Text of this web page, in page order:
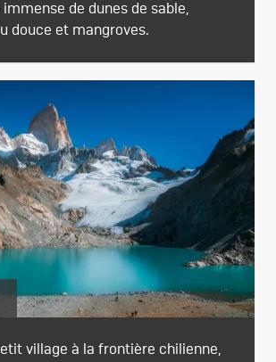
de dunes de sable,
douce et mangroves.
village à la frontière chilienne,